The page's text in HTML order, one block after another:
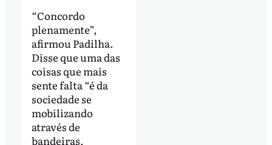
“Concordo
plenamente”,
afirmou Padilha.
Disse que uma das
coisas que mais
sente falta “é da
sociedade se
mobilizando
através de
bandeiras,